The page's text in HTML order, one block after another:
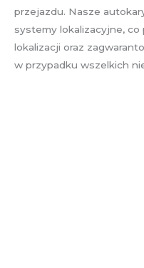
przejazdu. Nasze
systemy lokalizacyjne, co
lokalizacji oraz
w przypadku wszelkich